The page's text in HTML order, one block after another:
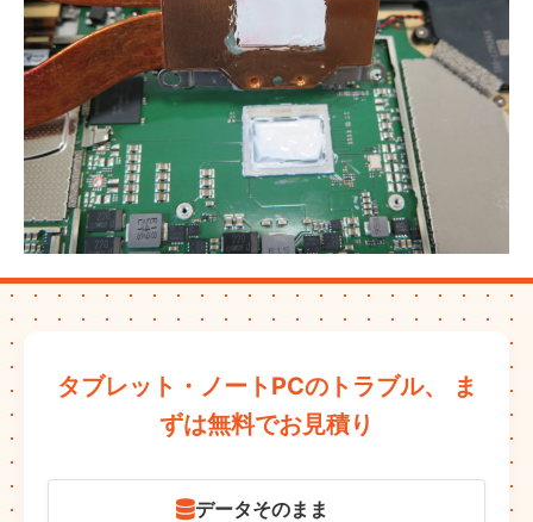
タブレット・ノートPCのトラブル、
ま
ずは無料でお見積り
データそのまま